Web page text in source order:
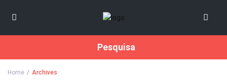
Pesquisa
Home Archives